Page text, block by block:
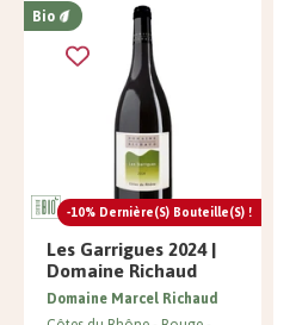
-10% Dernière(s) Bouteille(s) !
Bio
Les Garrigues 2024 |
Domaine Richaud
Domaine Marcel Richaud